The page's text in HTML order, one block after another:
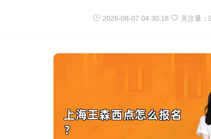
2026-08-07 04:30:18 关注量：